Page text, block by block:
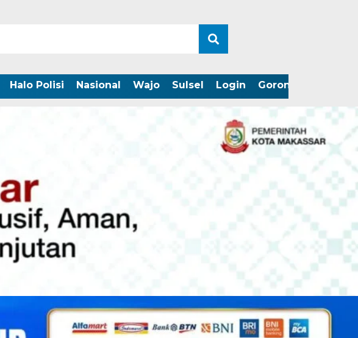
Halo Polisi Nasional Wajo Sulsel Login Gorontalo